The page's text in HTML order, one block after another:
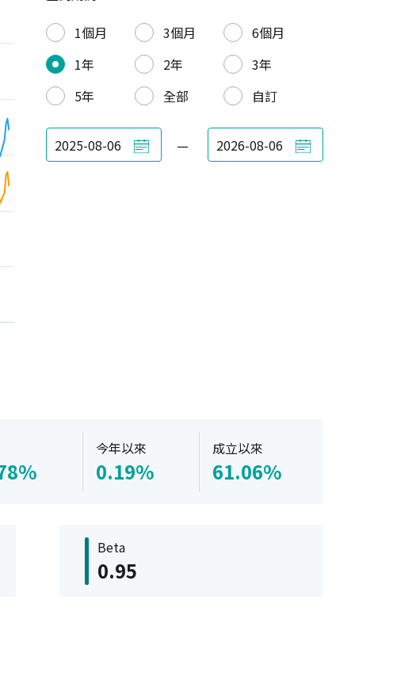
1個月 3個月
6個月
1年
2年
3年
5年
全部 自訂
—
今年以來
0.19%
成立以來
61.06%
Beta
0.95